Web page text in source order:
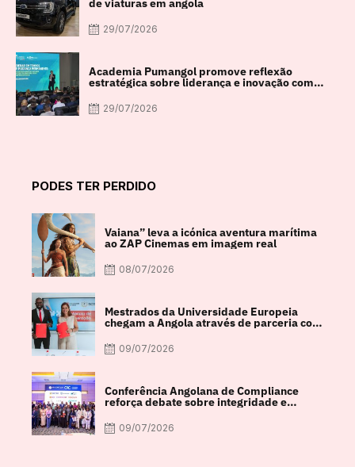
29/07/2026
Academia Pumangol promove reflexão
estratégica sobre liderança e inovação com
especialista internacional Nadim Habib
29/07/2026
PODES TER PERDIDO
Vaiana” leva a icónica aventura marítima
ao ZAP Cinemas em imagem real
08/07/2026
Mestrados da Universidade Europeia
chegam a Angola através de parceria com
a FACUL
09/07/2026
Conferência Angolana de Compliance
reforça debate sobre integridade e
crescimento económico
09/07/2026